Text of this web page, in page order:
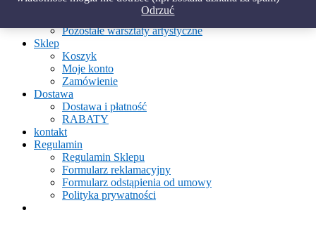
Odrzuć
Warsztaty
Warsztaty malowania na wodzie
Pozostałe warsztaty artystyczne
Sklep
Koszyk
Moje konto
Zamówienie
Dostawa
Dostawa i płatność
RABATY
kontakt
Regulamin
Regulamin Sklepu
Formularz reklamacyjny
Formularz odstąpienia od umowy
Polityka prywatności